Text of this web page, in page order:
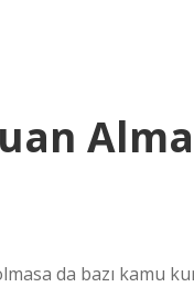
da bazı kamu